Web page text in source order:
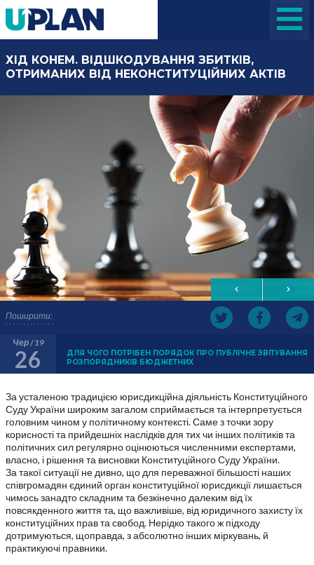
Поширити:
ХІД КОНЕМ. ВІДШКОДУВАННЯ ЗБИТКІВ,
ОТРИМАНИХ ВІД НЕКОНСТИТУЦІЙНИХ АКТІВ
Чер / 19
26
ДЛЯ ЧОГО ПОТРІБЕН ПОРЯДОК ПРО ПУБЛІЧНЕ ЗВІТУВАННЯ
РОЗПОРЯДНИКІВ БЮДЖЕТНИХ
За усталеною традицією юрисдикційна діяльність Конституційного
Суду України широким загалом сприймається та інтерпретується
головним чином у політичному контексті. Саме з точки зору
корисності та прийдешніх наслідків для тих чи інших політиків та
політичних сил регулярно оцінюються численними експертами,
власно, і рішення та висновки Конституційного Суду України.
За такої ситуації не дивно, що для переважної більшості наших
співгромадян єдиний орган конституційної юрисдикції лишається
чимось занадто складним та безкінечно далеким від їх
повсякденного життя та, що важливіше, від юридичного захисту їх
конституційних прав та свобод. Нерідко такого ж підходу
дотримуються, щоправда, з абсолютно інших міркувань, й
практикуючі правники.